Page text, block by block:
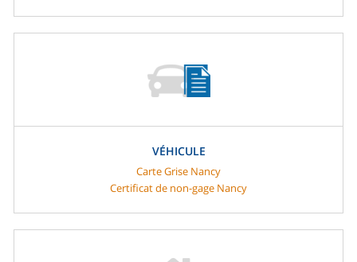
VÉHICULE
Carte Grise Nancy
Certificat de non-gage Nancy